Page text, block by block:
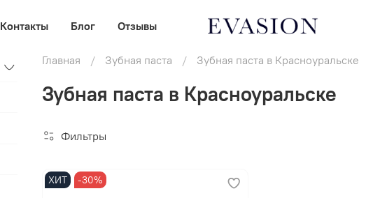
Контакты Блог Отзывы
Главная Зубная паста Зубная паста в Красноуральске
Зубная паста в Красноуральске
Фильтры
ХИТ -30%